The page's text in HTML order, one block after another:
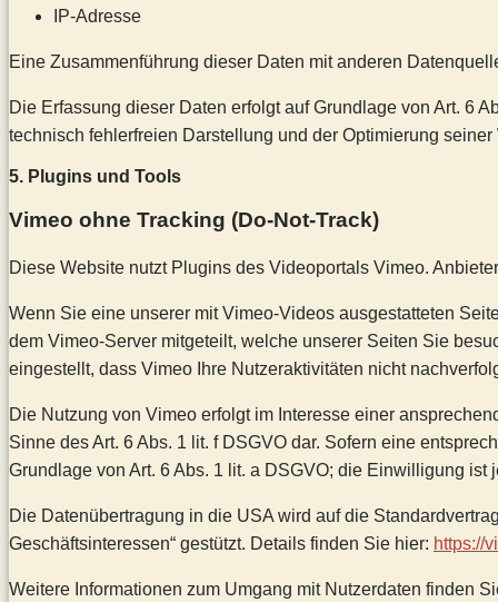
IP-Adresse
Eine Zusammenführung dieser Daten mit anderen
Die Erfassung dieser Daten erfolgt auf Grundlage von Art. 6
technisch fehlerfreien Darstellung und der Optimierung
5. Plugins und Tools
Vimeo ohne Tracking (Do-Not-Track)
Diese Website nutzt Plugins des Videoportals Vimeo.
Wenn Sie eine unserer mit Vimeo-Videos ausgestatteten
dem Vimeo-Server mitgeteilt, welche unserer Seiten Sie
eingestellt, dass Vimeo Ihre Nutzeraktivitäten nicht
Die Nutzung von Vimeo erfolgt im Interesse einer
Sinne des Art. 6 Abs. 1 lit. f DSGVO dar. Sofern eine
Grundlage von Art. 6 Abs. 1 lit. a DSGVO; die Einwilligung ist
Die Datenübertragung in die USA wird auf die
Geschäftsinteressen“ gestützt. Details finden Sie hier: https://
Weitere Informationen zum Umgang mit Nutzerdaten finden